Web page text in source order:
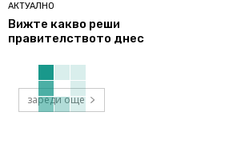
АКТУАЛНО
Вижте какво реши
правителството днес
зареди още